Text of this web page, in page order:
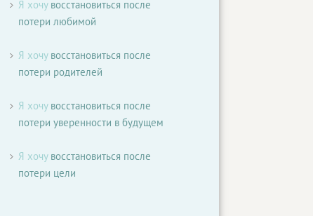
Я хочувосстановиться после
потери любимой
Я хочувосстановиться после
потери родителей
Я хочувосстановиться после
потери уверенности в будущем
Я хочувосстановиться после
потери цели